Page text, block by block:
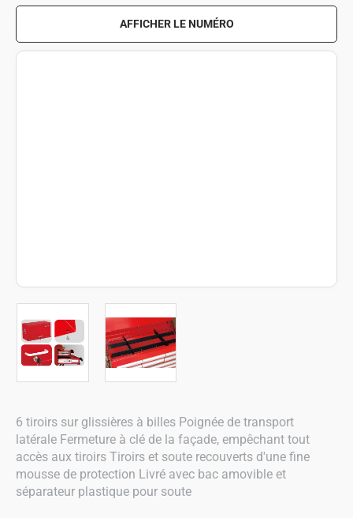
6 tiroirs sur glissières à billes Poignée de transport
latérale Fermeture à clé de la façade, empêchant tout
accès aux tiroirs Tiroirs et soute recouverts d'une fine
mousse de protection Livré avec bac amovible et
séparateur plastique pour soute
AFFICHER LE NUMÉRO